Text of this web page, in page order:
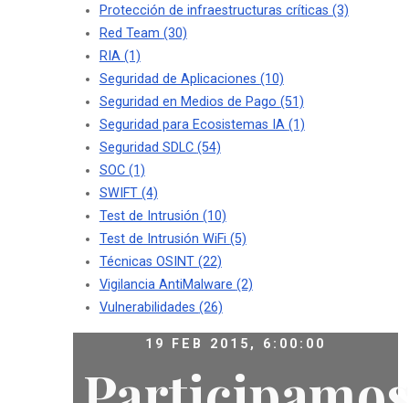
Protección de infraestructuras críticas (3)
Red Team (30)
RIA (1)
Seguridad de Aplicaciones (10)
Seguridad en Medios de Pago (51)
Seguridad para Ecosistemas IA (1)
Seguridad SDLC (54)
SOC (1)
SWIFT (4)
Test de Intrusión (10)
Test de Intrusión WiFi (5)
Técnicas OSINT (22)
Vigilancia AntiMalware (2)
Vulnerabilidades (26)
19 FEB 2015, 6:00:00